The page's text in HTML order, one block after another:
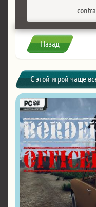
Назад
С этой игрой чаще